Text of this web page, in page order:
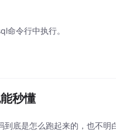
令行中执行。
秒懂
底是怎么跑起来的，也不明